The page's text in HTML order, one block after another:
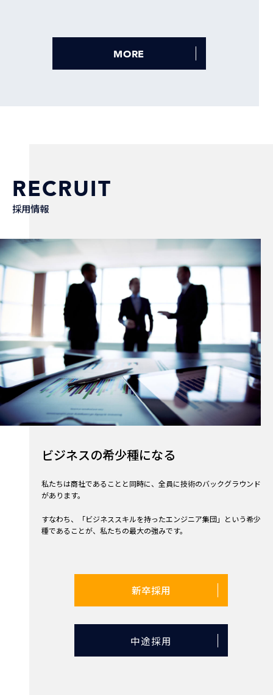
MORE
RECRUIT
採用情報
ビジネスの希少種になる
私たちは商社であることと同時に、全員に技術のバックグラウンド
があります。
すなわち、「ビジネススキルを持ったエンジニア集団」という希少
種であることが、私たちの最大の強みです。
新卒採用
中途採用